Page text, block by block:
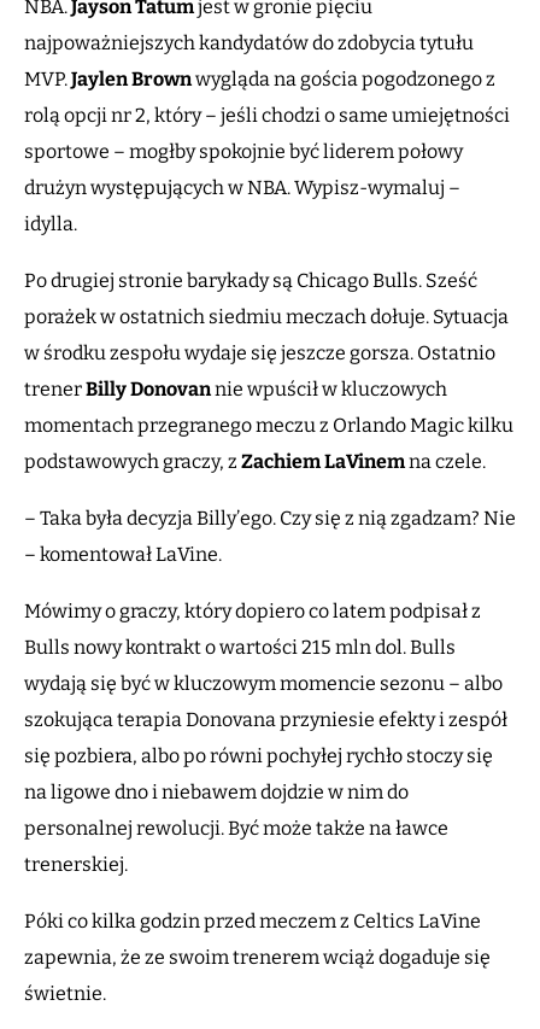
NBA.Jayson Tatumjest w gronie pięciu
najpoważniejszych kandydatów do zdobycia tytułu
MVP.Jaylen Brownwygląda na gościa pogodzonego z
rolą opcji nr 2, który – jeśli chodzi o same umiejętności
sportowe – mogłby spokojnie być liderem połowy
drużyn występujących w NBA. Wypisz-wymaluj –
idylla.
Po drugiej stronie barykady są Chicago Bulls. Sześć
porażek w ostatnich siedmiu meczach dołuje. Sytuacja
w środku zespołu wydaje się jeszcze gorsza. Ostatnio
trenerBilly Donovannie wpuścił w kluczowych
momentach przegranego meczu z Orlando Magic kilku
podstawowych graczy, z Zachiem LaVinemna czele.
– Taka była decyzja Billy’ego. Czy się z nią zgadzam? Nie
– komentował LaVine.
Mówimy o graczy, który dopiero co latem podpisał z
Bulls nowy kontrakt o wartości 215 mln dol. Bulls
wydają się być w kluczowym momencie sezonu – albo
szokująca terapia Donovana przyniesie efekty i zespół
się pozbiera, albo po równi pochyłej rychło stoczy się
na ligowe dno i niebawem dojdzie w nim do
personalnej rewolucji. Być może także na ławce
trenerskiej.
Póki co kilka godzin przed meczem z Celtics LaVine
zapewnia, że ze swoim trenerem wciąż dogaduje się
świetnie.